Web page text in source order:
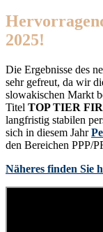
2025!
Die Ergebnisse des
sehr gefreut, da wir
slowakischen Markt
Titel TOP TIER
langfristig stabilen
sich in diesem Jahr
den Bereichen PPP/
Näheres finden Sie